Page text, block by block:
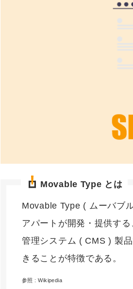
Movable Type とは
Movable Type ( ムーバブ
アパートが開発・提供す
管理システム ( CMS ) 製
きることが特徴である。
参照 : Wikipedia